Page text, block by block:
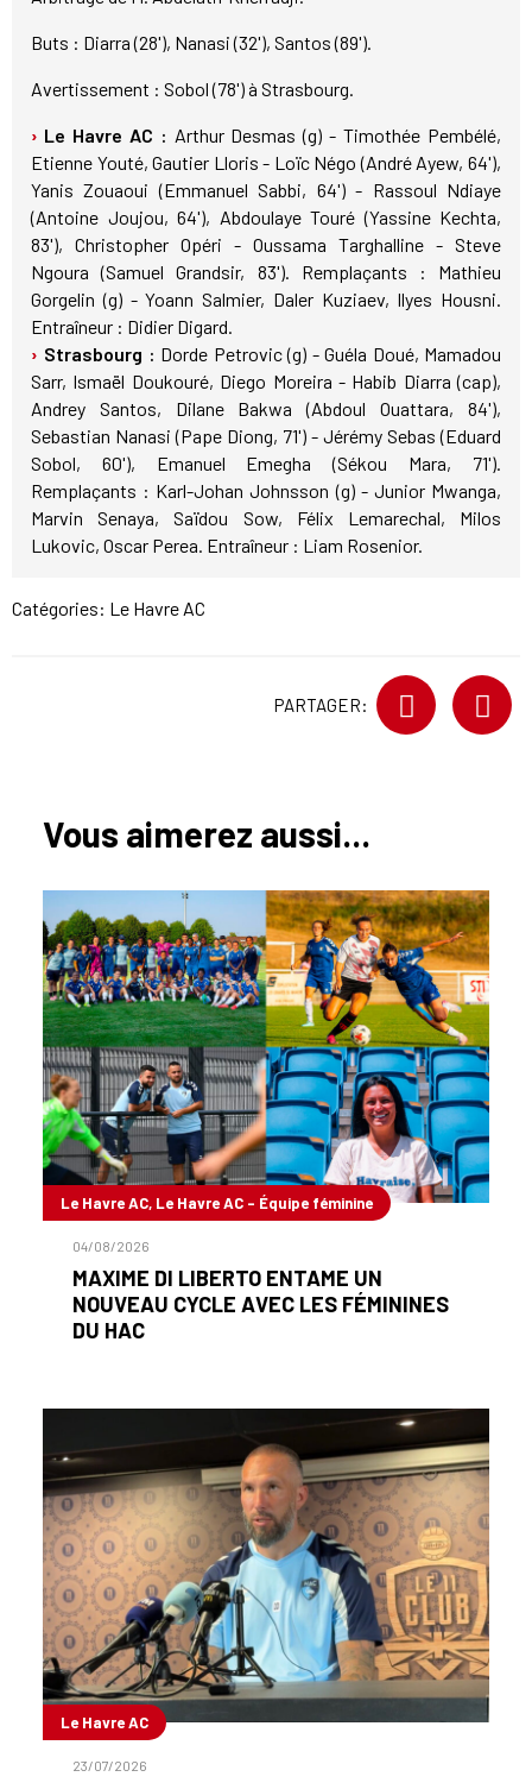
Buts : Diarra (28'), Nanasi (32'), Santos (89').
Avertissement : Sobol (78') à Strasbourg.
Le Havre AC : Arthur Desmas (g) - Timothée Pembélé,
Etienne Youté, Gautier Lloris - Loïc Négo (André Ayew, 64'),
Yanis Zouaoui (Emmanuel Sabbi, 64') - Rassoul Ndiaye
(Antoine Joujou, 64'), Abdoulaye Touré (Yassine Kechta,
83'), Christopher Opéri - Oussama Targhalline - Steve
Ngoura (Samuel Grandsir, 83'). Remplaçants : Mathieu
Gorgelin (g) - Yoann Salmier, Daler Kuziaev, Ilyes Housni.
Entraîneur : Didier Digard.
Strasbourg : Dorde Petrovic (g) - Guéla Doué, Mamadou
Sarr, Ismaël Doukouré, Diego Moreira - Habib Diarra (cap),
Andrey Santos, Dilane Bakwa (Abdoul Ouattara, 84'),
Sebastian Nanasi (Pape Diong, 71') - Jérémy Sebas (Eduard
Sobol, 60'), Emanuel Emegha (Sékou Mara, 71').
Remplaçants : Karl-Johan Johnsson (g) - Junior Mwanga,
Marvin Senaya, Saïdou Sow, Félix Lemarechal, Milos
Lukovic, Oscar Perea. Entraîneur : Liam Rosenior.
Catégories: Le Havre AC
PARTAGER:
Vous aimerez aussi...
Le Havre AC, Le Havre AC - Équipe féminine
04/08/2026
MAXIME DI LIBERTO ENTAME UN
NOUVEAU CYCLE AVEC LES FÉMININES
DU HAC
Le Havre AC
23/07/2026